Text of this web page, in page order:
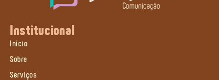
Institucional
Início
Sobre
Serviços